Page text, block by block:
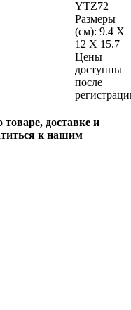
YTZ72
Размеры
(см): 9.4 X
12 X 15.7
Цены
доступны
после
доставке и
к нашим